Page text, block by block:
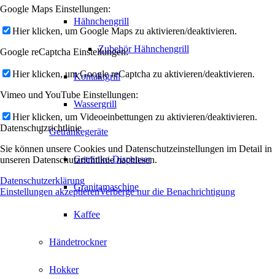
Hähnchengrill
Zubehör Hähnchengrill
Kontaktgrill
Wassergrill
Getränkegeräte
Getränke-Dispenser
Granitamaschine
Kaffee
Händetrockner
Hokker
Google Maps Einstellungen:
Hier klicken, um Google Maps zu aktivieren/deaktivieren.
Google reCaptcha Einstellungen:
Hier klicken, um Google reCaptcha zu aktivieren/deaktivieren.
Vimeo und YouTube Einstellungen:
Hier klicken, um Videoeinbettungen zu aktivieren/deaktivieren.
Datenschutzrichtlinie
Sie können unsere Cookies und Datenschutzeinstellungen im Detail in
unseren Datenschutzrichtlinie nachlesen.
Datenschutzerklärung
Einstellungen akzeptierenVerberge nur die Benachrichtigung